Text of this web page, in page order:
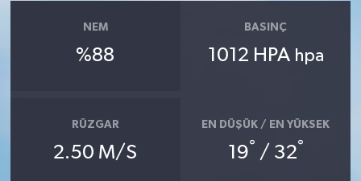
NEM
%88
BASINÇ
1012 HPA hpa
RÜZGAR
2.50 M/S
EN DÜŞÜK / EN YÜKSEK
19° / 32°